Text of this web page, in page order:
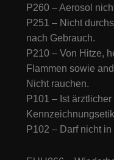
P260 – Aerosol
P251 – Nicht
nach Gebrauch.
P210 – Von Hitze,
Flammen sowie
Nicht rauchen.
P101 – Ist
P102 – Darf nicht